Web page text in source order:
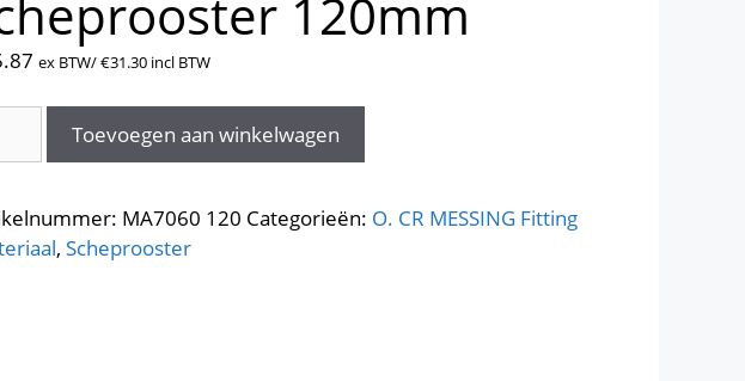
120mm
ex BTW/€31.30 incl BTW
Toevoegen aan winkelwagen
MA7060 120 Categorieën: O. CR MESSING Fitting
,Scheprooster